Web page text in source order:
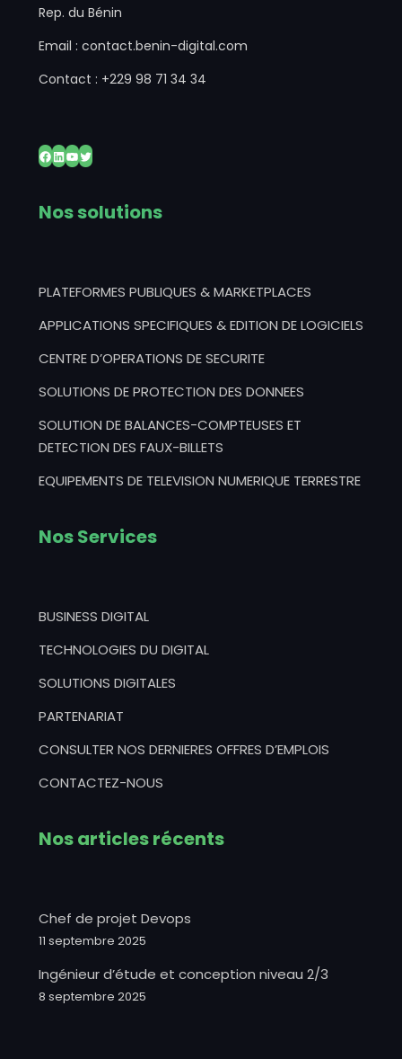
Rep. du Bénin
Email : contact.benin-digital.com
Contact : +229 98 71 34 34
Facebook
LinkedIn
YouTube
Twitter
Nos solutions
PLATEFORMES PUBLIQUES & MARKETPLACES
APPLICATIONS SPECIFIQUES & EDITION DE LOGICIELS
CENTRE D’OPERATIONS DE SECURITE
SOLUTIONS DE PROTECTION DES DONNEES
SOLUTION DE BALANCES-COMPTEUSES ET
DETECTION DES FAUX-BILLETS
EQUIPEMENTS DE TELEVISION NUMERIQUE TERRESTRE
Nos Services
BUSINESS DIGITAL
TECHNOLOGIES DU DIGITAL
SOLUTIONS DIGITALES
PARTENARIAT
CONSULTER NOS DERNIERES OFFRES D’EMPLOIS
CONTACTEZ-NOUS
Nos articles récents
Chef de projet Devops
11 septembre 2025
Ingénieur d’étude et conception niveau 2/3
8 septembre 2025